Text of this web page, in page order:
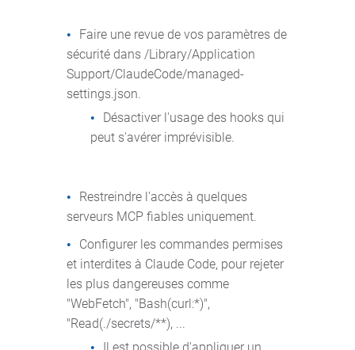
Faire une revue de vos paramètres de
sécurité dans /Library/Application
Support/ClaudeCode/managed-
settings.json.
Désactiver l'usage des hooks qui
peut s'avérer imprévisible.
Restreindre l'accès à quelques
serveurs MCP fiables uniquement.
Configurer les commandes permises
et interdites à Claude Code, pour rejeter
les plus dangereuses comme
"WebFetch", "Bash(curl:*)",
"Read(./secrets/**), ...